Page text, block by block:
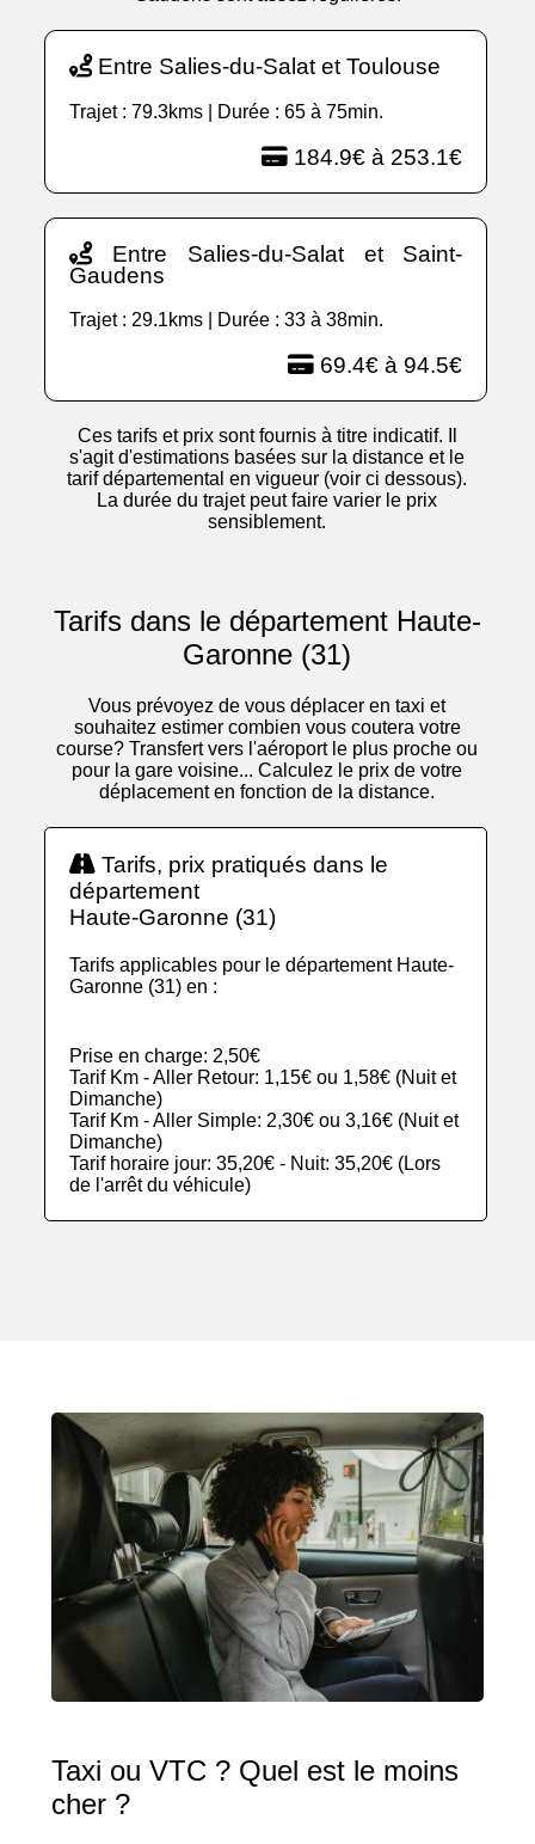
Entre Salies-du-Salat et Toulouse
Trajet : 79.3kms | Durée : 65 à 75min.
184.9€ à 253.1€
Entre Salies-du-Salat et Saint-
Gaudens
Trajet : 29.1kms | Durée : 33 à 38min.
69.4€ à 94.5€
Ces tarifs et prix sont fournis à titre indicatif. Il
s'agit d'estimations basées sur la distance et le
tarif départemental en vigueur (voir ci dessous).
La durée du trajet peut faire varier le prix
sensiblement.
Tarifs dans le département Haute-
Garonne (31)
Vous prévoyez de vous déplacer en taxi et
souhaitez estimer combien vous coutera votre
course? Transfert vers l'aéroport le plus proche ou
pour la gare voisine... Calculez le prix de votre
déplacement en fonction de la distance.
Tarifs, prix pratiqués dans le
département
Haute-Garonne (31)
Tarifs applicables pour le département Haute-
Garonne (31) en :
Prise en charge: 2,50€
Tarif Km - Aller Retour: 1,15€ ou 1,58€ (Nuit et
Dimanche)
Tarif Km - Aller Simple: 2,30€ ou 3,16€ (Nuit et
Dimanche)
Tarif horaire jour: 35,20€ - Nuit: 35,20€ (Lors
de l'arrêt du véhicule)
Taxi ou VTC ? Quel est le moins
cher ?